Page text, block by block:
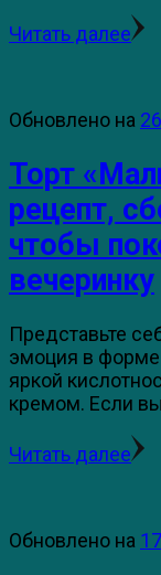
Читать далее
Обновлено на
Торт
рецепт,
чтобы
вечеринку
Представьте
эмоция в
яркой
кремом. Если
Читать далее
Обновлено на